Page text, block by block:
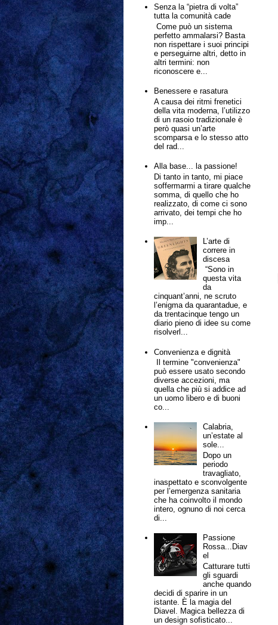
Senza la “pietra di volta”
tutta la comunità cade
Come può un sistema
perfetto ammalarsi? Basta
non rispettare i suoi principi
e perseguirne altri, detto in
altri termini: non
riconoscere e...
Benessere e rasatura
A causa dei ritmi frenetici
della vita moderna, l’utilizzo
di un rasoio tradizionale è
però quasi un’arte
scomparsa e lo stesso atto
del rad...
Alla base... la passione!
Di tanto in tanto, mi piace
soffermarmi a tirare qualche
somma, di quello che ho
realizzato, di come ci sono
arrivato, dei tempi che ho
imp...
L’arte di
correre in
discesa
“Sono in
questa vita
da
cinquant’anni, ne scruto
l’enigma da quarantadue, e
da trentacinque tengo un
diario pieno di idee su come
risolverl...
Convenienza e dignità
Il termine "convenienza"
può essere usato secondo
diverse accezioni, ma
quella che più si addice ad
un uomo libero e di buoni
co...
Calabria,
un’estate al
sole...
Dopo un
periodo
travagliato,
inaspettato e sconvolgente
per l’emergenza sanitaria
che ha coinvolto il mondo
intero, ognuno di noi cerca
di...
Passione
Rossa...Diav
el
Catturare tutti
gli sguardi
anche quando
decidi di sparire in un
istante. È la magia del
Diavel. Magica bellezza di
un design sofisticato...